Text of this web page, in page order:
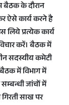
बैठक के दौरान
ऐसे कार्य करने है
लिये प्रत्येक कार्य
करें। बैठक में
सदस्यीय कमेटी
में विभाग में
जांचों में
साख पर